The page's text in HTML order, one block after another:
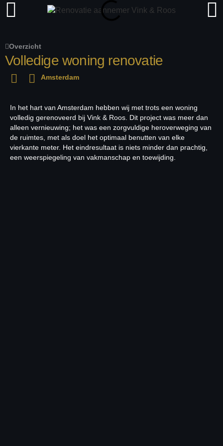
Overzicht
Volledige woning renovatie
Amsterdam
In het hart van Amsterdam hebben wij met trots een woning
volledig gerenoveerd bij Vink & Roos. Dit project was meer dan
alleen vernieuwing; het was een zorgvuldige heroverweging van
de ruimtes, met als doel het optimaal benutten van elke
vierkante meter. Het eindresultaat is niets minder dan prachtig,
een weerspiegeling van vakmanschap en toewijding.